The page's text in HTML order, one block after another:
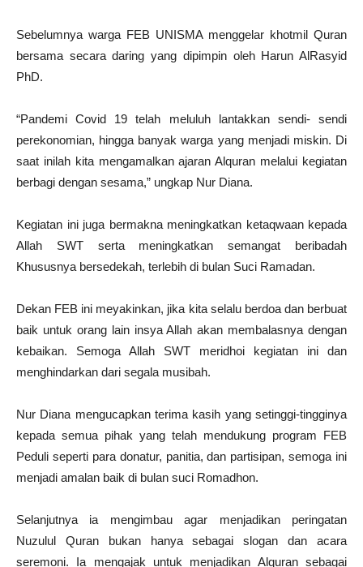
Sebelumnya warga FEB UNISMA menggelar khotmil Quran
bersama secara daring yang dipimpin oleh Harun AlRasyid
PhD.
“Pandemi Covid 19 telah meluluh lantakkan sendi- sendi
perekonomian, hingga banyak warga yang menjadi miskin. Di
saat inilah kita mengamalkan ajaran Alquran melalui kegiatan
berbagi dengan sesama,” ungkap Nur Diana.
Kegiatan ini juga bermakna meningkatkan ketaqwaan kepada
Allah SWT serta meningkatkan semangat beribadah
Khususnya bersedekah, terlebih di bulan Suci Ramadan.
Dekan FEB ini meyakinkan, jika kita selalu berdoa dan berbuat
baik untuk orang lain insya Allah akan membalasnya dengan
kebaikan. Semoga Allah SWT meridhoi kegiatan ini dan
menghindarkan dari segala musibah.
Nur Diana mengucapkan terima kasih yang setinggi-tingginya
kepada semua pihak yang telah mendukung program FEB
Peduli seperti para donatur, panitia, dan partisipan, semoga ini
menjadi amalan baik di bulan suci Romadhon.
Selanjutnya ia mengimbau agar menjadikan peringatan
Nuzulul Quran bukan hanya sebagai slogan dan acara
seremoni. Ia mengajak untuk menjadikan Alquran sebagai